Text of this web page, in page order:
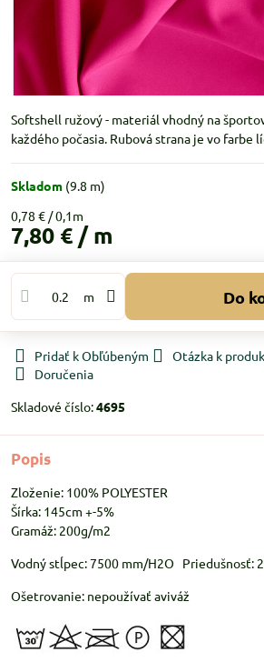
Softshell ružový - materiál vhodný na
každého počasia. Rubová strana je vo farbe
Skladom (9.8 m)
0,78 €
7,80 € / m
m Do
Pridať k Obľúbeným Otázka k
Doručenia
Skladové číslo:4695
Popis
Zloženie: 100% POLYESTER
Šírka: 145cm +-5%
Gramáž: 200g/m2
Vodný stĺpec: 7500 mm/H2O Priedušnosť:
Ošetrovanie: nepoužívať aviváž